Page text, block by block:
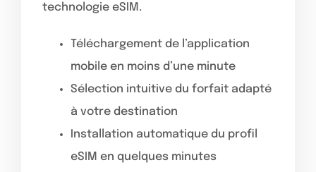
technologie eSIM.
Téléchargement de l’application
mobile en moins d’une minute
Sélection intuitive du forfait adapté
à votre destination
Installation automatique du profil
eSIM en quelques minutes